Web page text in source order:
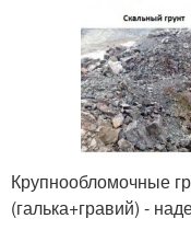
Крупнообломочные
(галька+гравий) -